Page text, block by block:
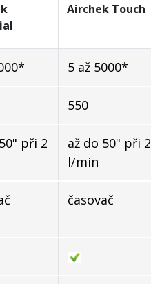
Airchek Touch
5 až 5000*
550
při 2
až do 50" při 2
l/min
časovač